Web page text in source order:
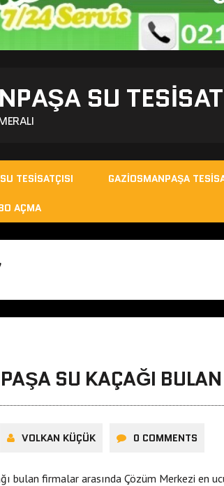
SU
TESISATÇISI GAZIOSMANPAŞA
AÇMA
SU KAÇAĞI
VOLKAN KÜÇÜK 0 COMMENTS
bulan firmalar arasında Çözüm Merkezi en